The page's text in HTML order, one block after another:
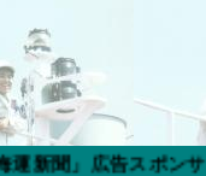
ポンサー企業